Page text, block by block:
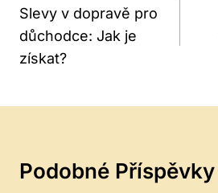
Pro
Příspěvek
Slevy v dopravě pro
důchodce: Jak je
získat?
Podobné Příspěvky